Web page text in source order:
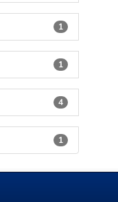
1
1
4
1